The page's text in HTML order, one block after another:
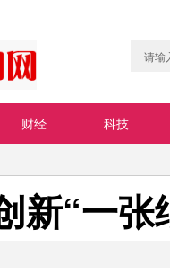
财经
科技
新“一